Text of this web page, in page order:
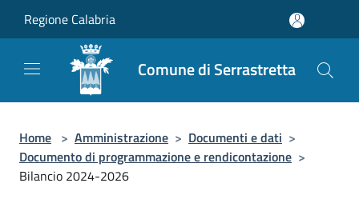
Regione Calabria
Comune di Serrastretta
Home > Amministrazione > Documenti e dati >
Documento di programmazione e rendicontazione >
Bilancio 2024-2026